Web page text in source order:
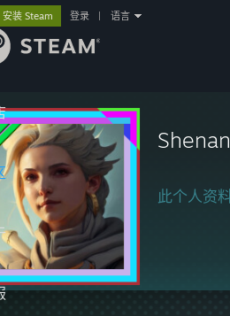
安装 Steam 登录 语言
此个人资